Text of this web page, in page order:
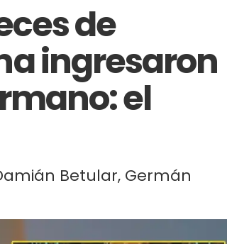
de
ingresaron
el
Betular, Germán